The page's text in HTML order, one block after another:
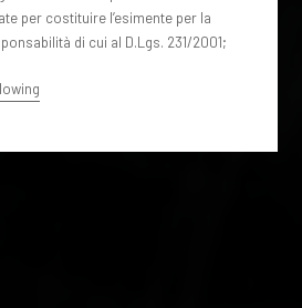
per costituire l’esimente per la
di cui al D.Lgs. 231/2001;